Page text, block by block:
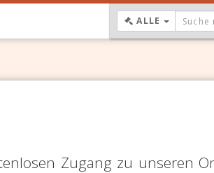
ALLE
Zugang zu unseren